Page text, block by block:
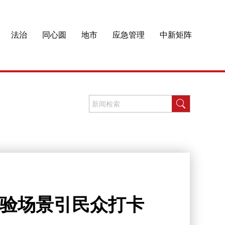
法治 同心圆 地市 应急管理 中新矩阵
场景引民众打卡